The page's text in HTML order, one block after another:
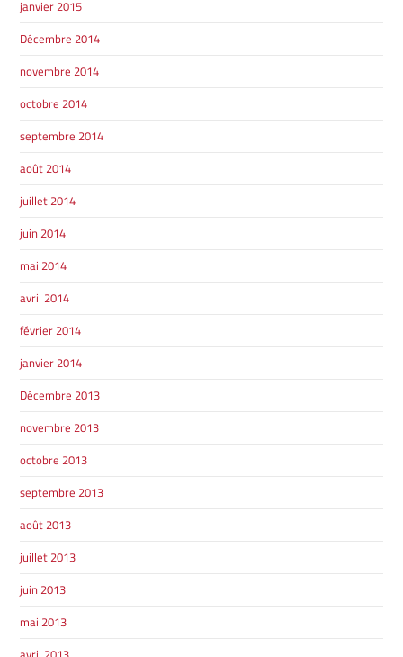
janvier 2015
Décembre 2014
novembre 2014
octobre 2014
septembre 2014
août 2014
juillet 2014
juin 2014
mai 2014
avril 2014
février 2014
janvier 2014
Décembre 2013
novembre 2013
octobre 2013
septembre 2013
août 2013
juillet 2013
juin 2013
mai 2013